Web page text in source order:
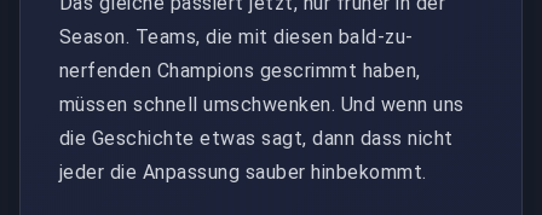
Season. Teams, die mit diesen bald-zu-
nerfenden Champions gescrimmt haben,
müssen schnell umschwenken. Und wenn uns
die Geschichte etwas sagt, dann dass nicht
jeder die Anpassung sauber hinbekommt.